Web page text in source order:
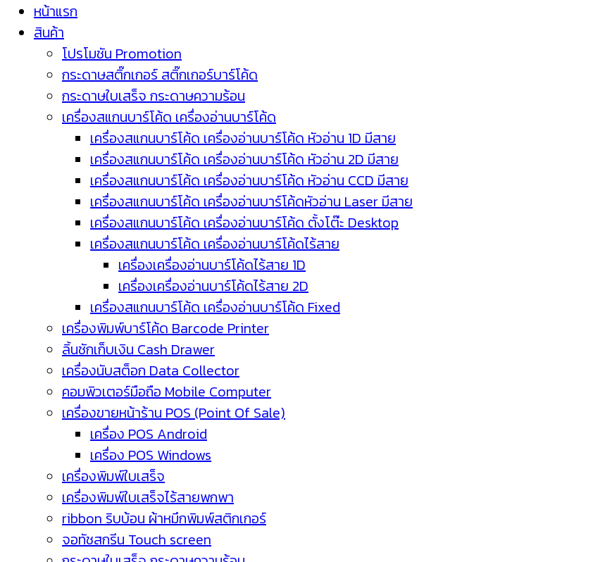
หน้าแรก
สินค้า
โปรโมชัน Promotion
กระดาษสติ๊กเกอร์ สติ๊กเกอร์บาร์โค้ด
กระดาษใบเสร็จ กระดาษความร้อน
เครื่องสแกนบาร์โค้ด เครื่องอ่านบาร์โค้ด
เครื่องสแกนบาร์โค้ด เครื่องอ่านบาร์โค้ด หัวอ่าน 1D มีสาย
เครื่องสแกนบาร์โค้ด เครื่องอ่านบาร์โค้ด หัวอ่าน 2D มีสาย
เครื่องสแกนบาร์โค้ด เครื่องอ่านบาร์โค้ด หัวอ่าน CCD มีสาย
เครื่องสแกนบาร์โค้ด เครื่องอ่านบาร์โค้ดหัวอ่าน Laser มีสาย
เครื่องสแกนบาร์โค้ด เครื่องอ่านบาร์โค้ด ตั้งโต๊ะ Desktop
เครื่องสแกนบาร์โค้ด เครื่องอ่านบาร์โค้ดไร้สาย
เครื่องเครื่องอ่านบาร์โค้ดไร้สาย 1D
เครื่องเครื่องอ่านบาร์โค้ดไร้สาย 2D
เครื่องสแกนบาร์โค้ด เครื่องอ่านบาร์โค้ด Fixed
เครื่องพิมพ์บาร์โค้ด Barcode Printer
ลิ้นชักเก็บเงิน Cash Drawer
เครื่องนับสต็อก Data Collector
คอมพิวเตอร์มือถือ Mobile Computer
เครื่องขายหน้าร้าน POS (Point Of Sale)
เครื่อง POS Android
เครื่อง POS Windows
เครื่องพิมพ์ใบเสร็จ
เครื่องพิมพ์ใบเสร็จไร้สายพกพา
ribbon ริบบ้อน ผ้าหมึกพิมพ์สติกเกอร์
จอทัชสกรีน Touch screen